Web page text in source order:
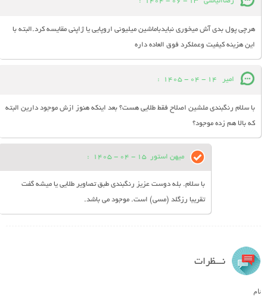
هرچی پول بدی آش میخوری نبایدباماشین میلیونی اروپایی یا ژاپنی مقایسه کرد.البته با
این هزینه کیفیت وعملکرد فوق العاده داره
امیر 14 - 04 - 1405
:
با سلام رنگبندی ملشین اصلاح فقط طلایی هست؟ بعد اینکه هنوز ازش موجود دارین البته
که بالا هم زده موجود؟
میهن استور 15 - 04 - 1405
:
با سلام. بله دوست عزیز رنگبندی طبق تصاویر طلایی یا میشه گفت
تقریبا رزگلد (مسی) است. موجود می باشد.
نـــظرات
نام